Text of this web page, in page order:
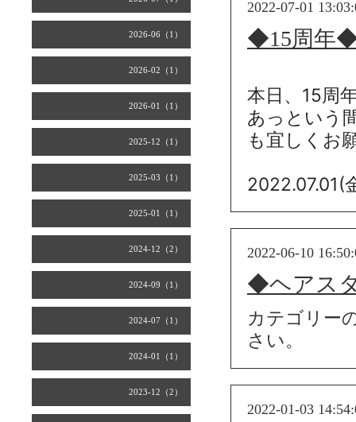
2026-06（1）
2026-02（1）
2026-01（1）
2025-12（1）
2025-03（1）
2025-01（1）
2024-12（2）
2024-09（1）
2024-07（1）
2024-01（1）
2023-12（2）
2022-07-01
◆15周年
本日、15周
あっという
も宜しくお
2022.07.01(
2022-06-10
◆ヘアス
カテゴリー
さい。
2022-01-03